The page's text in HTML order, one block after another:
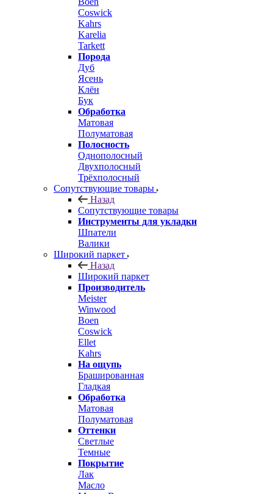
Coswick
Kahrs
Karelia
Tarkett
Порода
Дуб
Ясень
Клён
Бук
Обработка
Матовая
Полуматовая
Полосность
Однополосный
Двухполосный
Трёхполосный
Сопутствующие товары
Назад
Сопутствующие товары
Инструменты для укладки
Шпатели
Валики
Широкий паркет
Назад
Широкий паркет
Производитель
Meister
Winwood
Boen
Coswick
Ellet
Kahrs
На ощупь
Брашированная
Гладкая
Обработка
Матовая
Полуматовая
Оттенки
Светлые
Темные
Покрытие
Лак
Масло